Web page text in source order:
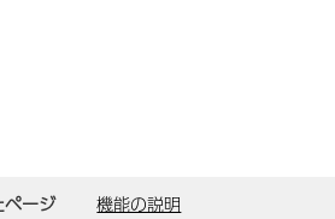
ページ
機能の説明